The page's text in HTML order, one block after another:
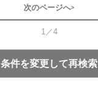
次のページへ
1／4
条件を変更して再検索